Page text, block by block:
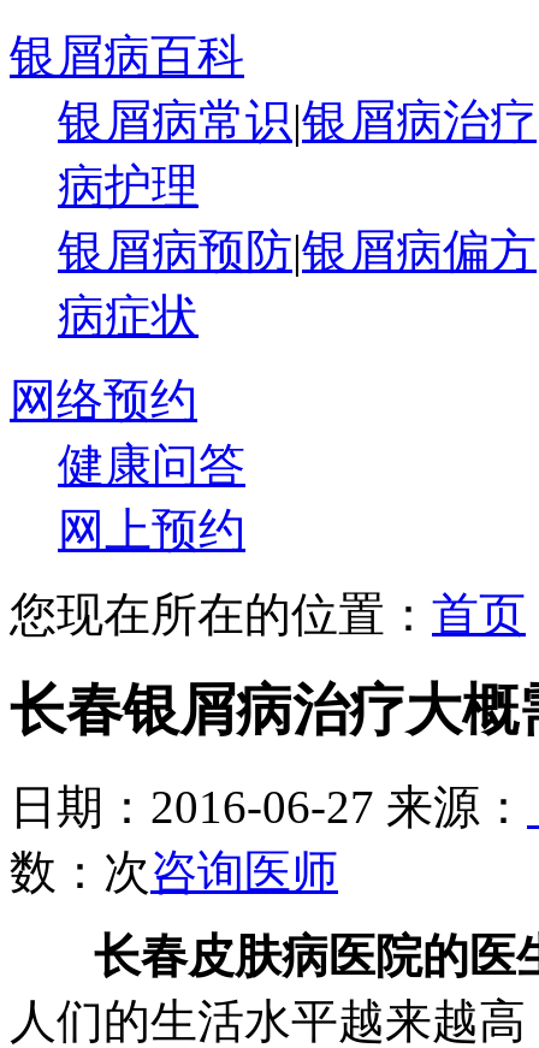
银屑病百科
银屑病常识|银屑病治疗
病护理
银屑病预防|银屑病偏方
病症状
网络预约
健康问答
网上预约
您现在所在的位置： 首页
长春银屑病治疗大概
日期：2016-06-27 来源：
数： 次咨询医师
长春皮肤病医院的医
人们的生活水平越来越